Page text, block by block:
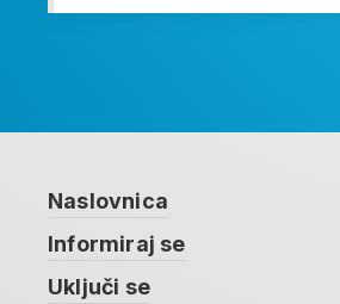
Naslovnica
Informiraj se
Uključi se